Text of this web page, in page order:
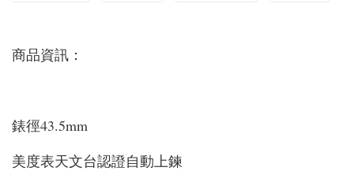
商品資訊：
錶徑43.5mm
美度表天文台認證自動上鍊